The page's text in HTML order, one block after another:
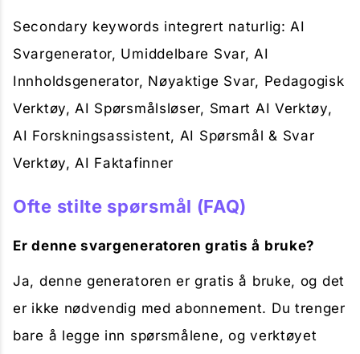
Secondary keywords integrert naturlig: AI
Svargenerator, Umiddelbare Svar, AI
Innholdsgenerator, Nøyaktige Svar, Pedagogisk
Verktøy, AI Spørsmålsløser, Smart AI Verktøy,
AI Forskningsassistent, AI Spørsmål & Svar
Verktøy, AI Faktafinner
Ofte stilte spørsmål (FAQ)
Er denne svargeneratoren gratis å bruke?
Ja, denne generatoren er gratis å bruke, og det
er ikke nødvendig med abonnement. Du trenger
bare å legge inn spørsmålene, og verktøyet